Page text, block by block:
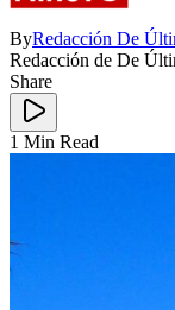
ByRedacción De
Redacción de De
Share
1 Min Read